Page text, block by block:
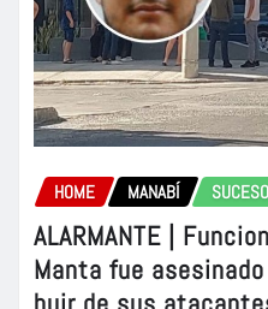
HOME MANABÍ
ALARMANTE |
Manta fue